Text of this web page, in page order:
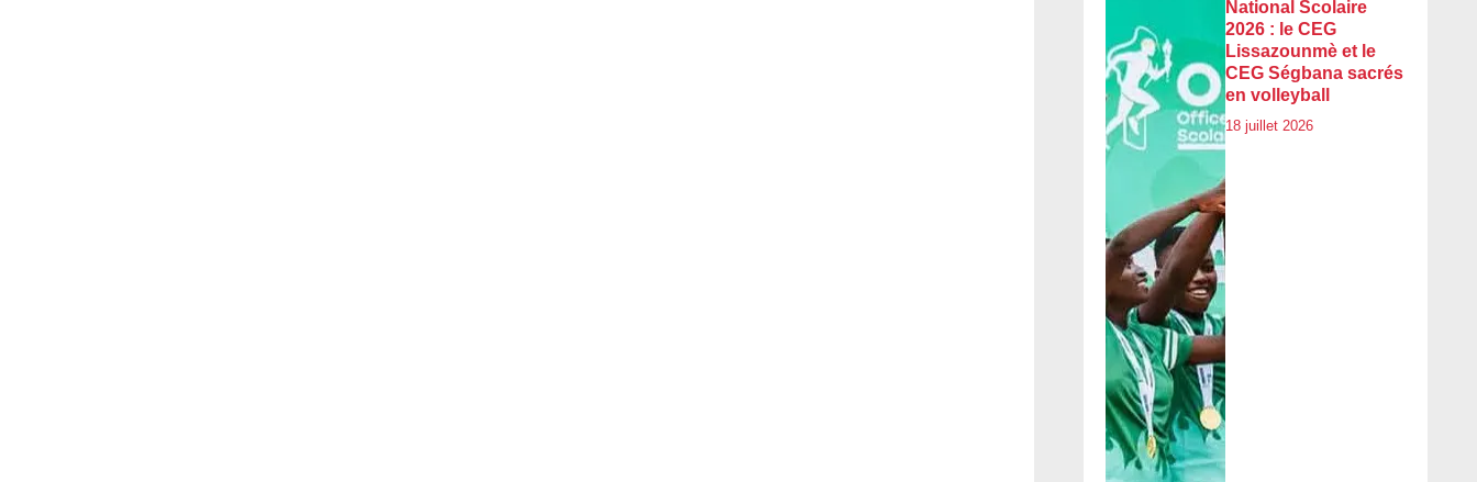
National Scolaire
2026 : le CEG
Lissazounmè et le
CEG Ségbana sacrés
en volleyball
18 juillet 2026